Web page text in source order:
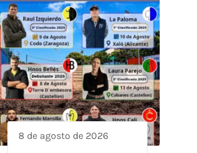
8 de agosto de 2026